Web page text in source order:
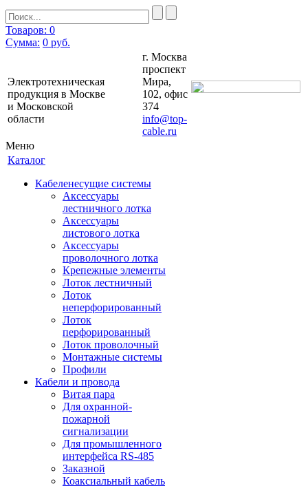
Товаров: 0
Сумма: 0 руб.
Электротехническая
продукция в Москве
и Московской
области
г. Москва
проспект
Мира,
102, офис
374
info@top-
cable.ru
Меню
Каталог
Кабеленесущие системы
Аксессуары
лестничного лотка
Аксессуары
листового лотка
Аксессуары
проволочного лотка
Крепежные элементы
Лоток лестничный
Лоток
неперфорированный
Лоток
перфорированный
Лоток проволочный
Монтажные системы
Профили
Кабели и провода
Витая пара
Для охранной-
пожарной
сигнализации
Для промышленного
интерфейса RS-485
Заказной
Коаксиальный кабель